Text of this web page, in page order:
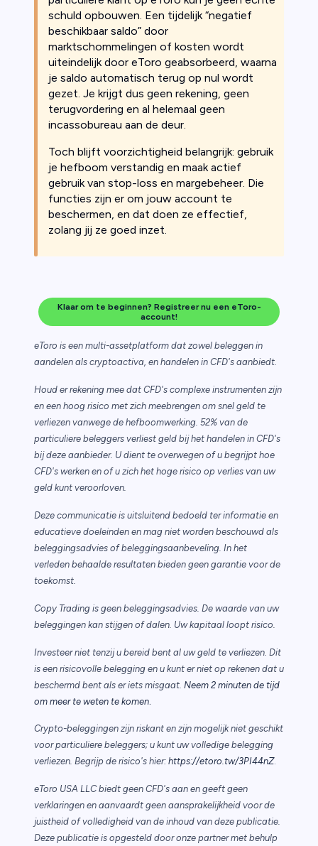
schuld opbouwen. Een tijdelijk “negatief
beschikbaar saldo” door
marktschommelingen of kosten wordt
uiteindelijk door eToro geabsorbeerd, waarna
je saldo automatisch terug op nul wordt
gezet. Je krijgt dus geen rekening, geen
terugvordering en al helemaal geen
incassobureau aan de deur.
Toch blijft voorzichtigheid belangrijk: gebruik
je hefboom verstandig en maak actief
gebruik van stop-loss en margebeheer. Die
functies zijn er om jouw account te
beschermen, en dat doen ze effectief,
zolang jij ze goed inzet.
Klaar om te beginnen? Registreer nu een eToro-
account!
eToro is een multi-assetplatform dat zowel beleggen in
aandelen als cryptoactiva, en handelen in CFD's aanbiedt.
Houd er rekening mee dat CFD's complexe instrumenten zijn
en een hoog risico met zich meebrengen om snel geld te
verliezen vanwege de hefboomwerking. 52% van de
particuliere beleggers verliest geld bij het handelen in CFD's
bij deze aanbieder. U dient te overwegen of u begrijpt hoe
CFD's werken en of u zich het hoge risico op verlies van uw
geld kunt veroorloven.
Deze communicatie is uitsluitend bedoeld ter informatie en
educatieve doeleinden en mag niet worden beschouwd als
beleggingsadvies of beleggingsaanbeveling. In het
verleden behaalde resultaten bieden geen garantie voor de
toekomst.
Copy Trading is geen beleggingsadvies. De waarde van uw
beleggingen kan stijgen of dalen. Uw kapitaal loopt risico.
Investeer niet tenzij u bereid bent al uw geld te verliezen. Dit
is een risicovolle belegging en u kunt er niet op rekenen dat u
beschermd bent als er iets misgaat. Neem 2 minuten de tijd
om meer te weten te komen
Crypto-beleggingen zijn riskant en zijn mogelijk niet geschikt
voor particuliere beleggers; u kunt uw volledige belegging
verliezen. Begrijp de risico's hier: https://etoro.tw/3PI44nZ.
eToro USA LLC biedt geen CFD's aan en geeft geen
verklaringen en aanvaardt geen aansprakelijkheid voor de
juistheid of volledigheid van de inhoud van deze publicatie.
Deze publicatie is opgesteld door onze partner met behulp